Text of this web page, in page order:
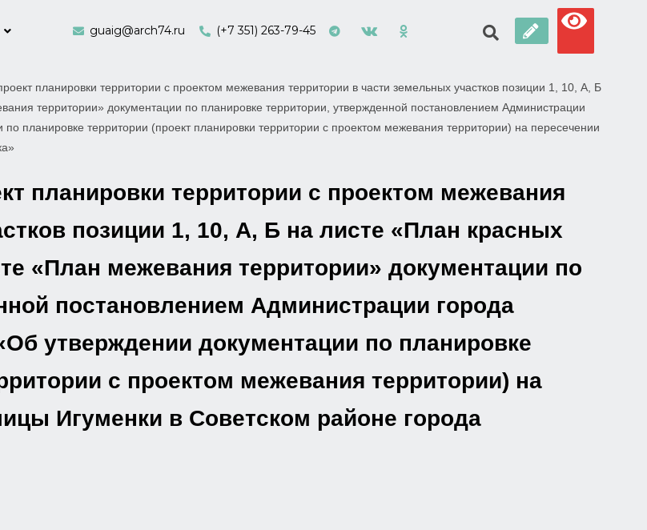
guaig@arch74.ru (+7 351) 263-79-45
планировки территории с проектом межевания территории в части земельных участков позиции 1, 10, А, Б
территории» документации по планировке территории, утвержденной постановлением Администрации
планировке территории (проект планировки территории с проектом межевания территории) на пересечении
планировки территории с проектом межевания
позиции 1, 10, А, Б на листе «План красных
«План межевания территории» документации по
постановлением Администрации города
утверждении документации по планировке
с проектом межевания территории) на
Игуменки в Советском районе города